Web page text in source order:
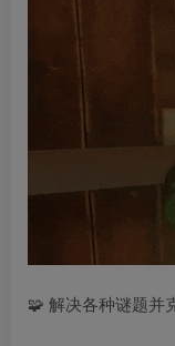
🧩 解决各种谜题并